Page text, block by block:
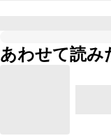
あわせて読み